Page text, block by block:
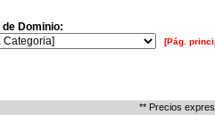
Dominio:
[Pág.
** Precios